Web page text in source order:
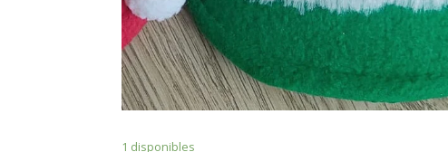
1 disponibles